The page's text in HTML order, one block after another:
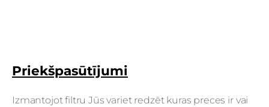
Priekšpasūtījumi
Izmantojot filtru Jūs variet redzēt kuras preces ir vai